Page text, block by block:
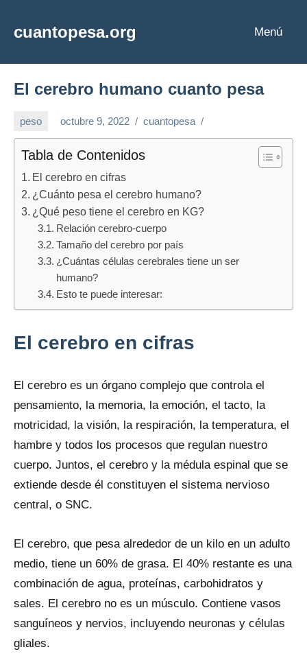
cuantopesa.org
Cuanto
cosa
Menú
El cerebro humano cuanto pesa
peso octubre 9, 2022 cuantopesa
Tabla de Contenidos
El cerebro en cifras
¿Cuánto pesa el cerebro humano?
¿Qué peso tiene el cerebro en KG?
Relación cerebro-cuerpo
Tamaño del cerebro por país
¿Cuántas células cerebrales tiene un ser
humano?
Esto te puede interesar:
El cerebro en cifras
El cerebro es un órgano complejo que controla el
pensamiento, la memoria, la emoción, el tacto, la
motricidad, la visión, la respiración, la temperatura, el
hambre y todos los procesos que regulan nuestro
cuerpo. Juntos, el cerebro y la médula espinal que se
extiende desde él constituyen el sistema nervioso
central, o SNC.
El cerebro, que pesa alrededor de un kilo en un adulto
medio, tiene un 60% de grasa. El 40% restante es una
combinación de agua, proteínas, carbohidratos y
sales. El cerebro no es un músculo. Contiene vasos
sanguíneos y nervios, incluyendo neuronas y células
gliales.